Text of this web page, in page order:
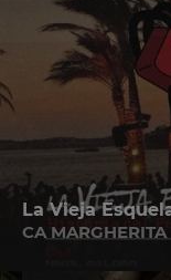
La Vieja
CA MARGHERITA